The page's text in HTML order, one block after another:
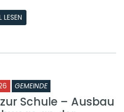
LESEN
GEMEINDE
Schule – Ausbau